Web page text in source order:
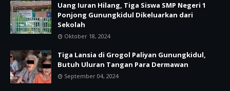
Uang Iuran Hilang, Tiga Siswa SMP Negeri 1
Ponjong Gunungkidul Dikeluarkan dari
Sekolah
Oktober 18, 2024
Tiga Lansia di Grogol Paliyan Gunungkidul,
Butuh Uluran Tangan Para Dermawan
September 04, 2024